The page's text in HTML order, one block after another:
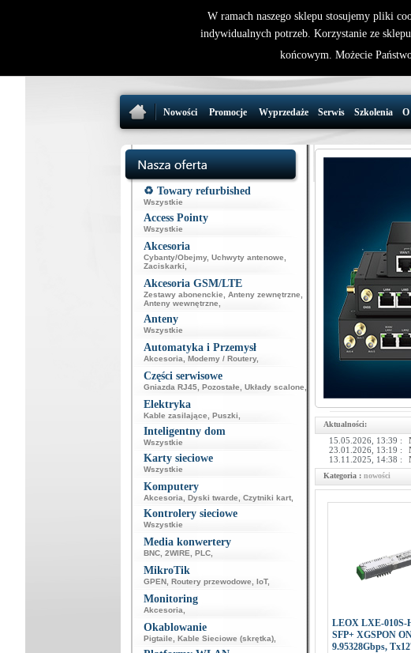
Nowości Promocje Wyprzedaże Serwis Szkolenia
♻️ Towary refurbished
Wszystkie
Access Pointy
Wszystkie
Akcesoria
Cybanty/Obejmy, Uchwyty antenowe
Zaciskarki
Akcesoria GSM/LTE
Zestawy abonenckie Anteny zewnętrzne
Anteny wewnętrzne
Anteny
Wszystkie
Automatyka i Przemysł
Akcesoria Modemy / Routery,
Części serwisowe
Gniazda RJ45, Pozostałe Układy scalone
Elektryka
Kable zasilające Puszki
Inteligentny dom
Wszystkie
Karty sieciowe
Wszystkie
Komputery
Akcesoria Dyski twarde Czytniki kart,
Kontrolery sieciowe
Wszystkie
Media konwertery
BNC, 2WIRE PLC,
MikroTik
GPEN, Routery przewodowe IoT,
Monitoring
Akcesoria
Okablowanie
Pigtaile Kable Sieciowe (skrętka),
Aktualności:
15.05.2026, 13:39 :
23.01.2026, 13:19 :
13.11.2025, 14:38 :
Kategoria : nowości
LEOX LXE-010S-
SFP+ XGSPON
9.95328Gbps,
W ramach naszego sklepu stosujemy pliki
indywidualnych potrzeb. Korzystanie ze
końcowym. Możecie